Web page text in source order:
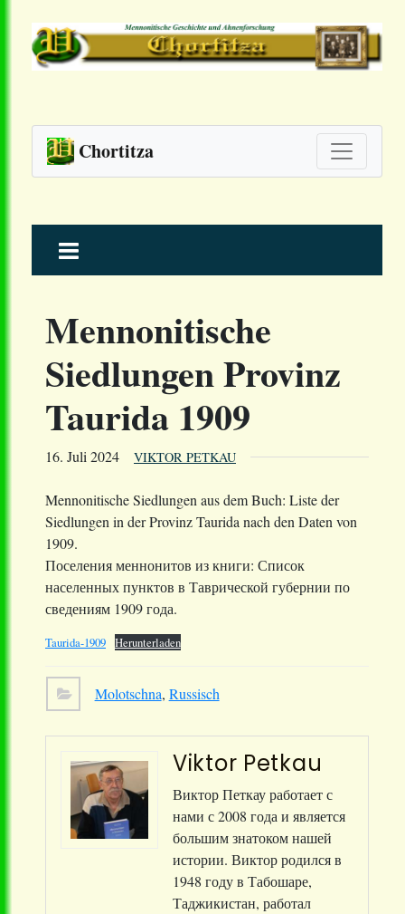
Chortitza
to
Mennonitische
Siedlungen Provinz
Taurida 1909
16. Juli 2024 VIKTOR PETKAU
Mennonitische Siedlungen aus dem Buch: Liste der
Siedlungen in der Provinz Taurida nach den Daten von
1909.
Поселения меннонитов из книги: Список
населенных пунктов в Таврической губернии по
сведениям 1909 года.
Taurida-1909 Herunterladen
Molotschna, Russisch
Viktor Petkau
Виктор Петкау работает с
нами с 2008 года и является
большим знатоком нашей
истории. Виктор родился в
1948 году в Табошаре,
Таджикистан, работал